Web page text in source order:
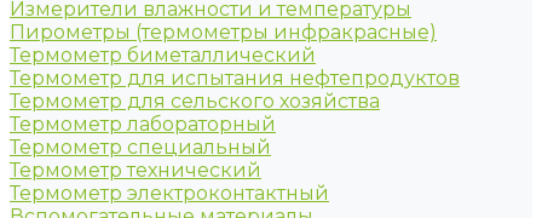
Измерители влажности и температуры
Пирометры (термометры инфракрасные)
Термометр биметаллический
Термометр для испытания нефтепродуктов
Термометр для сельского хозяйства
Термометр лабораторный
Термометр специальный
Термометр технический
Термометр электроконтактный